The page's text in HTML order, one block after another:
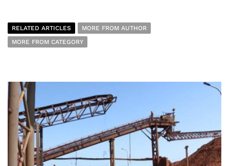
RELATED ARTICLES
MORE FROM AUTHOR
MORE FROM CATEGORY